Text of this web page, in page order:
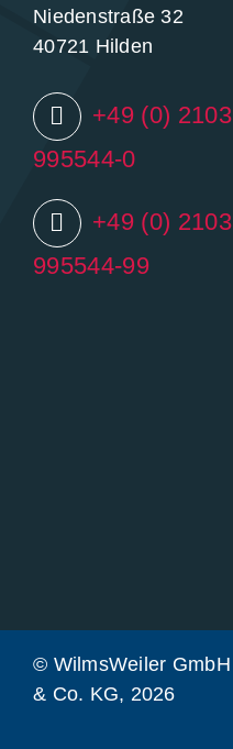
Niedenstraße 32
40721 Hilden
+49 (0) 2103
995544-0
+49 (0) 2103
995544-99
© WilmsWeiler GmbH
& Co. KG, 2026